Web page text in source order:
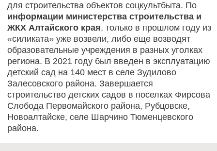
для строительства объектов соцкультбыта. По
информации министерства строительства и
ЖКХ Алтайского края, только в прошлом году из
«силиката» уже возвели, либо еще возводят
образовательные учреждения в разных уголках
региона. В 2021 году был введен в эксплуатацию
детский сад на 140 мест в селе Зудилово
Залесовского района. Завершается
строительство детских садов в поселках Фирсова
Слобода Первомайского района, Рубцовске,
Новоалтайске, селе Шарчино Тюменцевского
района.